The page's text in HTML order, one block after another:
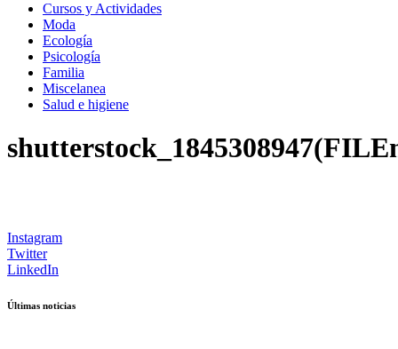
Cursos y Actividades
Moda
Ecología
Psicología
Familia
Miscelanea
Salud e higiene
Instagram
Twitter
LinkedIn
Últimas noticias